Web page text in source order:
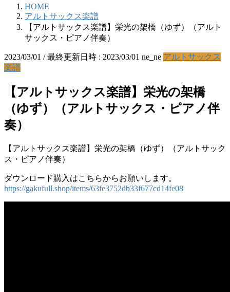
HOME
アルトサックス楽譜
【アルトサックス楽譜】栄光の架橋（ゆず）（アルト
サックス・ピアノ伴奏）
2023/03/01 / 最終更新日時 : 2023/03/01 ne_ne アルトサックス
楽譜
【アルトサックス楽譜】栄光の架橋
（ゆず）（アルトサックス・ピアノ伴
奏）
【アルトサックス楽譜】栄光の架橋（ゆず）（アルトサック
ス・ピアノ伴奏）
ダウンロード購入はこちらからお願いします。
https://gakufull.shop/items/63fe3752db33f677cd14fe08